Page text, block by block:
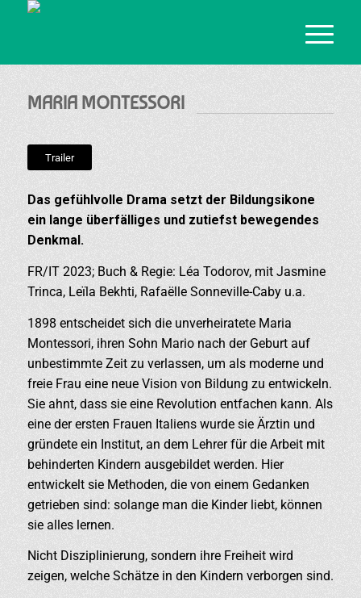
MARIA MONTESSORI
Trailer
Das gefühlvolle Drama setzt der Bildungsikone
ein lange überfälliges und zutiefst bewegendes
Denkmal.
FR/IT 2023; Buch & Regie: Léa Todorov, mit Jasmine
Trinca, Leïla Bekhti, Rafaëlle Sonneville-Caby u.a.
1898 entscheidet sich die unverheiratete Maria
Montessori, ihren Sohn Mario nach der Geburt auf
unbestimmte Zeit zu verlassen, um als moderne und
freie Frau eine neue Vision von Bildung zu entwickeln.
Sie ahnt, dass sie eine Revolution entfachen kann. Als
eine der ersten Frauen Italiens wurde sie Ärztin und
gründete ein Institut, an dem Lehrer für die Arbeit mit
behinderten Kindern ausgebildet werden. Hier
entwickelt sie Methoden, die von einem Gedanken
getrieben sind: solange man die Kinder liebt, können
sie alles lernen.
Nicht Disziplinierung, sondern ihre Freiheit wird
zeigen, welche Schätze in den Kindern verborgen sind.